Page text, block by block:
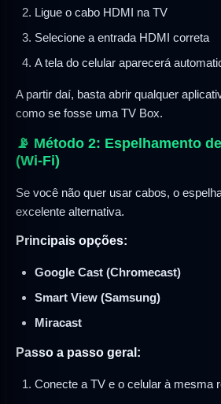
Ligue o cabo HDMI na TV
Selecione a entrada HDMI correta
A tela do celular aparecerá
A partir daí, basta abrir qualquer
como se fosse uma TV Box.
📡 Método 2: Espelhamento
(Wi-Fi)
Se você não quer usar cabos, o
excelente alternativa.
Principais opções:
Google Cast (Chromecast)
Smart View (Samsung)
Miracast
Passo a passo geral:
Conecte a TV e o celular à mesma